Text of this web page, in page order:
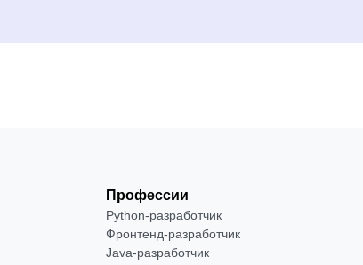
Профессии
Python-разработчик
Фронтенд-разработчик
Java-разработчик